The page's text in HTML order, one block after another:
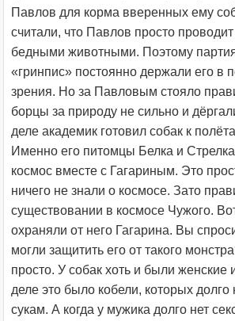
Павлов для корма вверенных ему
считали, что Павлов просто
бедными животными. Поэтому
«гринпис» постоянно держали его в
зрения. Но за Павловым стояло
борцы за природу не сильно и
деле академик готовил собак к
Именно его питомцы Белка и
космос вместе с Гагариным. Это
ничего не знали о космосе. Зато
существовании в космосе Чужого.
охраняли от него Гагарина. Вы
могли защитить его от такого
просто. У собак хоть и были
деле это было кобели, которых долго
сукам. А когда у мужика долго нет